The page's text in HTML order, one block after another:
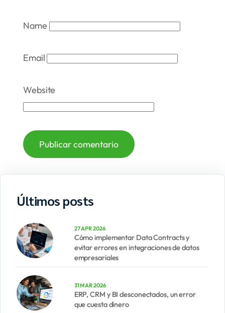
Name
Email
Website
Últimos posts
27 APR 2026
Cómo implementar Data Contracts y
evitar errores en integraciones de datos
empresariales
31 MAR 2026
ERP, CRM y BI desconectados, un error
que cuesta dinero